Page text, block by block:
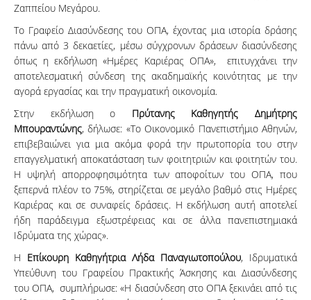
Ζαππείου Μεγάρου.
Το Γραφείο Διασύνδεσης του ΟΠΑ, έχοντας μια ιστορία δράσης
πάνω από 3 δεκαετίες, μέσω σύγχρονων δράσεων διασύνδεσης
όπως η εκδήλωση «Ημέρες Καριέρας ΟΠΑ», επιτυγχάνει την
αποτελεσματική σύνδεση της ακαδημαϊκής κοινότητας με την
αγορά εργασίας και την πραγματική οικονομία.
Στην εκδήλωση ο Πρύτανης Καθηγητής Δημήτρης
Μπουραντώνης, δήλωσε: «Το Οικονομικό Πανεπιστήμιο Αθηνών,
επιβεβαιώνει για μια ακόμα φορά την πρωτοπορία του στην
επαγγελματική αποκατάσταση των φοιτητριών και φοιτητών του.
Η υψηλή απορροφησιμότητα των αποφοίτων του ΟΠΑ, που
ξεπερνά πλέον το 75%, στηρίζεται σε μεγάλο βαθμό στις Ημέρες
Καριέρας και σε συναφείς δράσεις. Η εκδήλωση αυτή αποτελεί
ήδη παράδειγμα εξωστρέφειας και σε άλλα πανεπιστημιακά
Ιδρύματα της χώρας».
Η Επίκουρη Καθηγήτρια Λήδα Παναγιωτοπούλου, Ιδρυματικά
Υπεύθυνη του Γραφείου Πρακτικής Άσκησης και Διασύνδεσης
του ΟΠΑ, συμπλήρωσε: «Η διασύνδεση στο ΟΠΑ ξεκινάει από τις